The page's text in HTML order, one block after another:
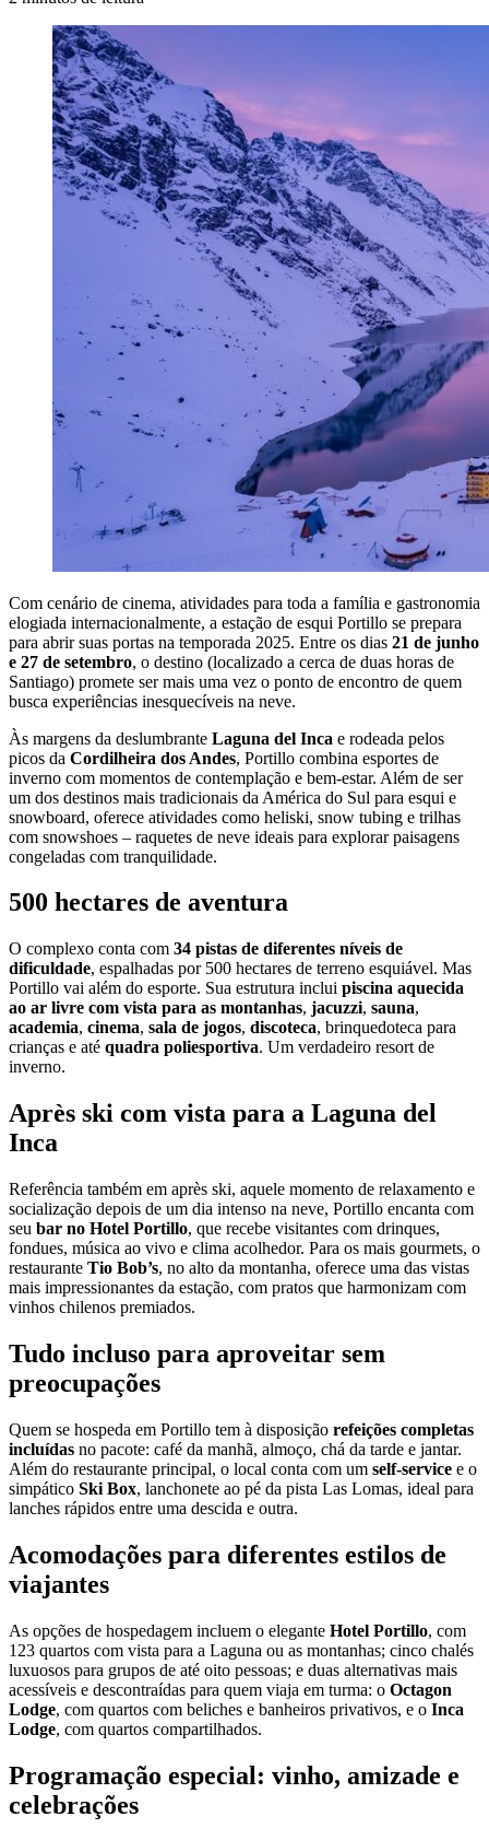
Com cenário de cinema, atividades para toda a família e gastronomia
elogiada internacionalmente, a estação de esqui Portillo se prepara
para abrir suas portas na temporada 2025. Entre os dias 21 de junho
e 27 de setembro, o destino (localizado a cerca de duas horas de
Santiago) promete ser mais uma vez o ponto de encontro de quem
busca experiências inesquecíveis na neve.
Às margens da deslumbrante Laguna del Inca e rodeada pelos
picos da Cordilheira dos Andes, Portillo combina esportes de
inverno com momentos de contemplação e bem-estar. Além de ser
um dos destinos mais tradicionais da América do Sul para esqui e
snowboard, oferece atividades como heliski, snow tubing e trilhas
com snowshoes – raquetes de neve ideais para explorar paisagens
congeladas com tranquilidade.
500 hectares de aventura
O complexo conta com 34 pistas de diferentes níveis de
dificuldade, espalhadas por 500 hectares de terreno esquiável. Mas
Portillo vai além do esporte. Sua estrutura inclui piscina aquecida
ao ar livre com vista para as montanhas, jacuzzi, sauna,
academia, cinema, sala de jogos, discoteca, brinquedoteca para
crianças e até quadra poliesportiva. Um verdadeiro resort de
inverno.
Après ski com vista para a Laguna del
Inca
Referência também em après ski, aquele momento de relaxamento e
socialização depois de um dia intenso na neve, Portillo encanta com
seu bar no Hotel Portillo, que recebe visitantes com drinques,
fondues, música ao vivo e clima acolhedor. Para os mais gourmets, o
restaurante Tio Bob’s, no alto da montanha, oferece uma das vistas
mais impressionantes da estação, com pratos que harmonizam com
vinhos chilenos premiados.
Tudo incluso para aproveitar sem
preocupações
Quem se hospeda em Portillo tem à disposição refeições completas
incluídas no pacote: café da manhã, almoço, chá da tarde e jantar.
Além do restaurante principal, o local conta com um self-service e o
simpático Ski Box, lanchonete ao pé da pista Las Lomas, ideal para
lanches rápidos entre uma descida e outra.
Acomodações para diferentes estilos de
viajantes
As opções de hospedagem incluem o elegante Hotel Portillo, com
123 quartos com vista para a Laguna ou as montanhas; cinco chalés
luxuosos para grupos de até oito pessoas; e duas alternativas mais
acessíveis e descontraídas para quem viaja em turma: o Octagon
Lodge, com quartos com beliches e banheiros privativos, e o Inca
Lodge, com quartos compartilhados.
Programação especial: vinho, amizade e
celebrações